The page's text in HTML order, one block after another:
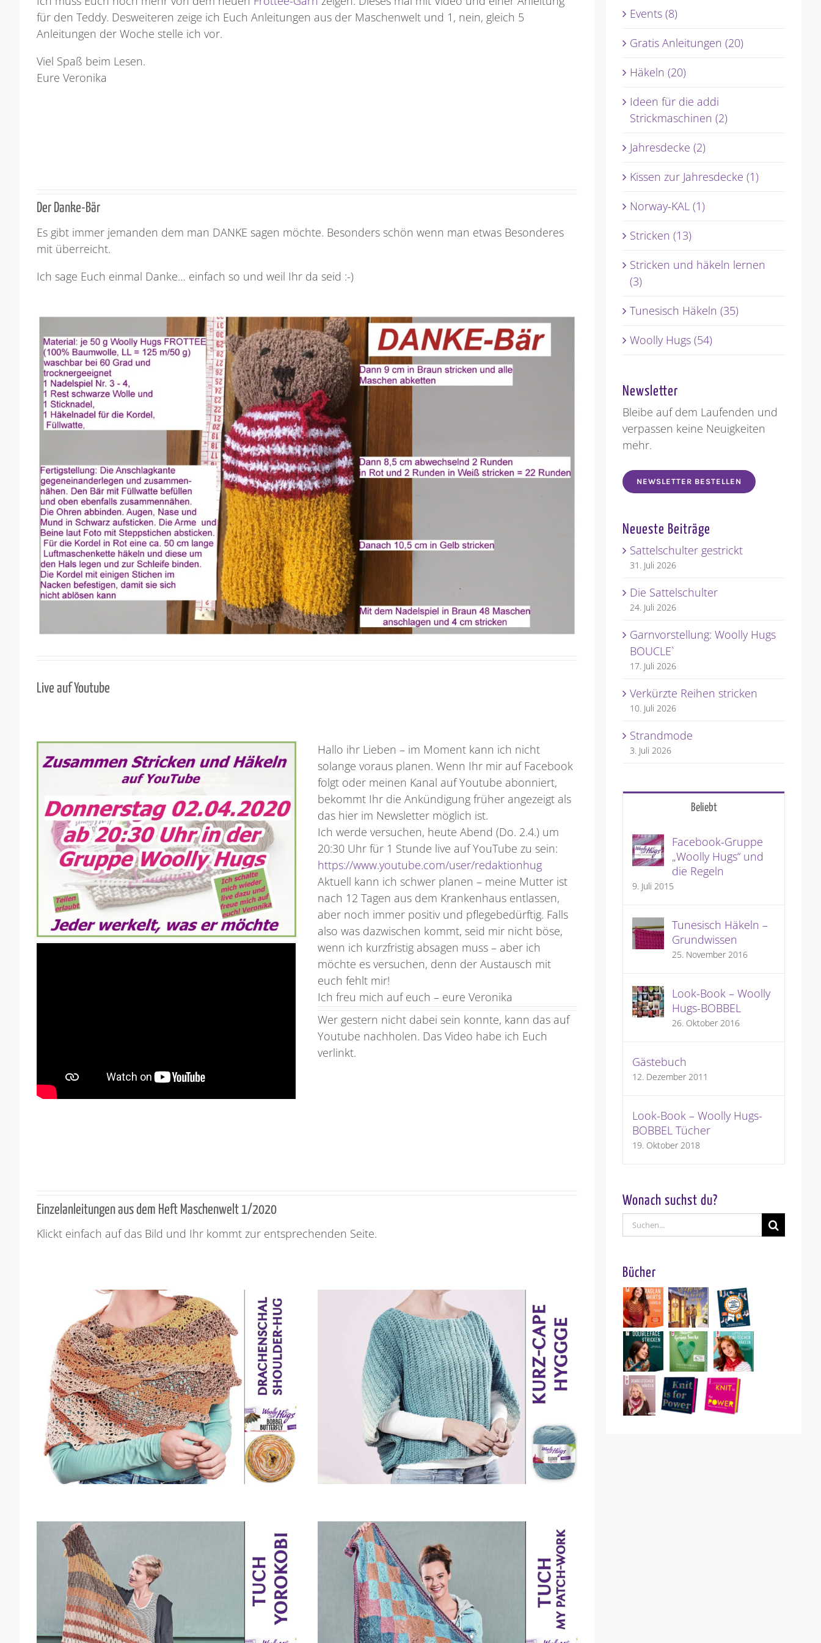
für den Teddy. Desweiteren zeige ich Euch Anleitungen aus der Maschenwelt und 1, nein, gleich 5
Anleitungen der Woche stelle ich vor.
Viel Spaß beim Lesen.
Eure Veronika
Der Danke-Bär
Es gibt immer jemanden dem man DANKE sagen möchte. Besonders schön wenn man etwas Besonderes
mit überreicht.
Ich sage Euch einmal Danke… einfach so und weil Ihr da seid :-)
Live auf Youtube
Hallo ihr Lieben – im Moment kann ich nicht
solange voraus planen. Wenn Ihr mir auf Facebook
folgt oder meinen Kanal auf Youtube abonniert,
bekommt Ihr die Ankündigung früher angezeigt als
das hier im Newsletter möglich ist.
Ich werde versuchen, heute Abend (Do. 2.4.) um
20:30 Uhr für 1 Stunde live auf YouTube zu sein:
https://www.youtube.com/user/redaktionhug
Aktuell kann ich schwer planen – meine Mutter ist
nach 12 Tagen aus dem Krankenhaus entlassen,
aber noch immer positiv und pflegebedürftig. Falls
also was dazwischen kommt, seid mir nicht böse,
wenn ich kurzfristig absagen muss – aber ich
möchte es versuchen, denn der Austausch mit
euch fehlt mir!
Ich freu mich auf euch – eure Veronika
Wer gestern nicht dabei sein konnte, kann das auf
Youtube nachholen. Das Video habe ich Euch
verlinkt.
Einzelanleitungen aus dem Heft Maschenwelt 1/2020
Klickt einfach auf das Bild und Ihr kommt zur entsprechenden Seite.
Events (8)
Gratis Anleitungen (20)
Häkeln (20)
Ideen für die addi
Strickmaschinen (2)
Jahresdecke (2)
Kissen zur Jahresdecke (1)
Norway-KAL (1)
Stricken (13)
Stricken und häkeln lernen
(3)
Tunesisch Häkeln (35)
Woolly Hugs (54)
Newsletter
Bleibe auf dem Laufenden und
verpassen keine Neuigkeiten
mehr.
NEWSLETTER BESTELLEN
Neueste Beiträge
Sattelschulter gestrickt
31. Juli 2026
Die Sattelschulter
24. Juli 2026
Garnvorstellung: Woolly Hugs
BOUCLE`
17. Juli 2026
Verkürzte Reihen stricken
10. Juli 2026
Strandmode
3. Juli 2026
Beliebt
Facebook-Gruppe
„Woolly Hugs“ und
die Regeln
9. Juli 2015
Tunesisch Häkeln –
Grundwissen
25. November 2016
Look-Book – Woolly
Hugs-BOBBEL
26. Oktober 2016
Gästebuch
12. Dezember 2011
Look-Book – Woolly Hugs-
BOBBEL Tücher
19. Oktober 2018
Wonach suchst du?
Suche
nach:
Bücher